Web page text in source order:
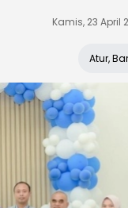
Kamis, 23 April
Atur,